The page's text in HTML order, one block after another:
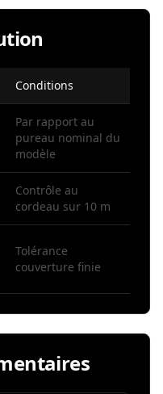
Conditions
Par rapport au
pureau nominal du
modèle
Contrôle au
cordeau sur 10 m
Tolérance
couverture finie